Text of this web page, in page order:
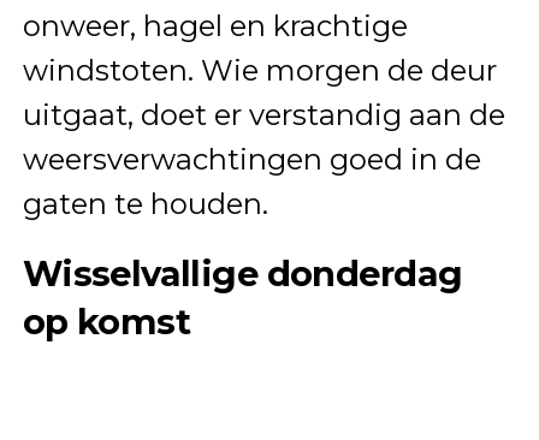
onweer, hagel en krachtige
windstoten. Wie morgen de deur
uitgaat, doet er verstandig aan de
weersverwachtingen goed in de
gaten te houden.
Wisselvallige donderdag
op komst